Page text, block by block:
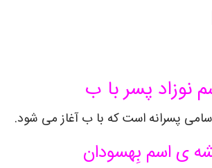
نوزاد پسر با ب
پسرانه است که با ب آغاز می شود.
ی اسم بِهسودان